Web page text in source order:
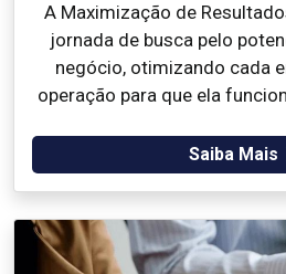
A Maximização de
jornada de busca pelo
negócio, otimizando cada
operação para que ela
Saiba Mais